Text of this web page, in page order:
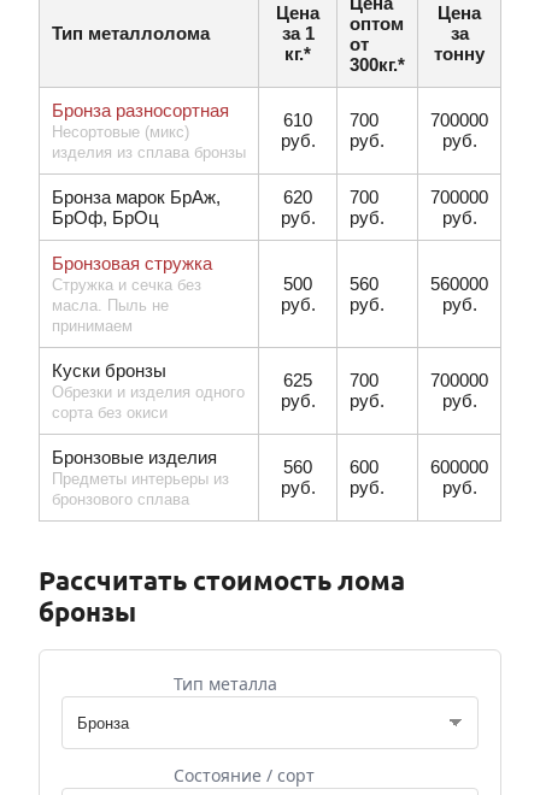
Тип металлолома
Цена
за 1
кг.*
оптом
от
300кг.*
Цена
за
тонну
Бронза разносортная
Несортовые (микс)
изделия из сплава бронзы
610
руб.
700
руб.
700000
руб.
Бронза марок БрАж,
БрОф, БрОц
620
руб.
700
руб.
700000
руб.
Бронзовая стружка
Стружка и сечка без
масла. Пыль не
принимаем
500
руб.
560
руб.
560000
руб.
Куски бронзы
Обрезки и изделия одного
сорта без окиси
625
руб.
700
руб.
700000
руб.
Бронзовые изделия
Предметы интерьеры из
бронзового сплава
560
руб.
600
руб.
600000
руб.
Рассчитать стоимость лома
бронзы
Тип металла
Состояние / сорт